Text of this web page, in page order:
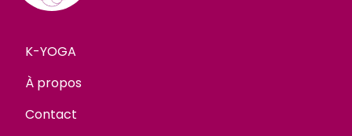
K-YOGA
À propos
Contact